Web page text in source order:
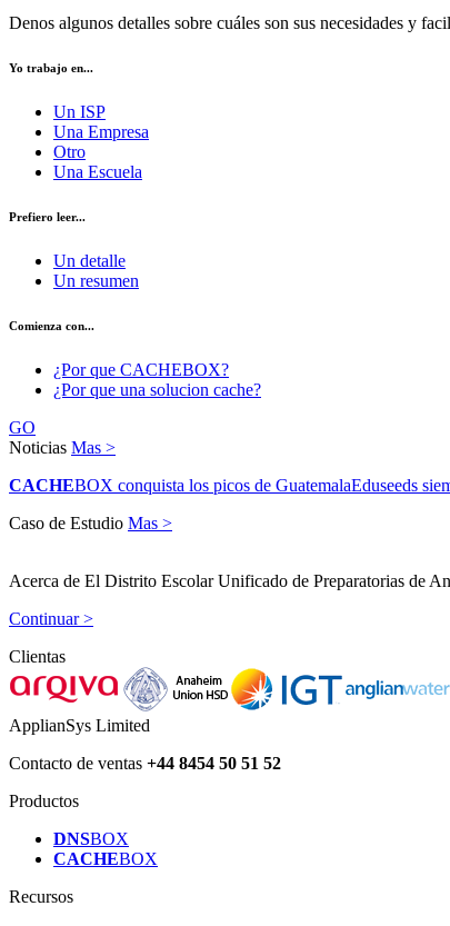
Denos algunos detalles sobre cuáles son sus necesidades y
Yo trabajo en...
Un ISP
Una Empresa
Otro
Una Escuela
Prefiero leer...
Un detalle
Un resumen
Comienza con...
¿Por que CACHEBOX?
¿Por que una solucion cache?
GO
Noticias Mas >
CACHEBOX conquista los picos de GuatemalaEduseeds
Caso de Estudio Mas >
Acerca de El Distrito Escolar Unificado de Preparatorias de
Continuar >
Clientas
ApplianSys Limited
Contacto de ventas +44 8454 50 51 52
Productos
DNSBOX
CACHEBOX
Recursos